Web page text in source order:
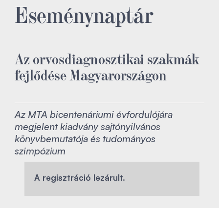
Eseménynaptár
Az orvosdiagnosztikai szakmák
fejlődése Magyarországon
Az MTA bicentenáriumi évfordulójára
megjelent kiadvány sajtónyilvános
könyvbemutatója és tudományos
szimpózium
A regisztráció lezárult.